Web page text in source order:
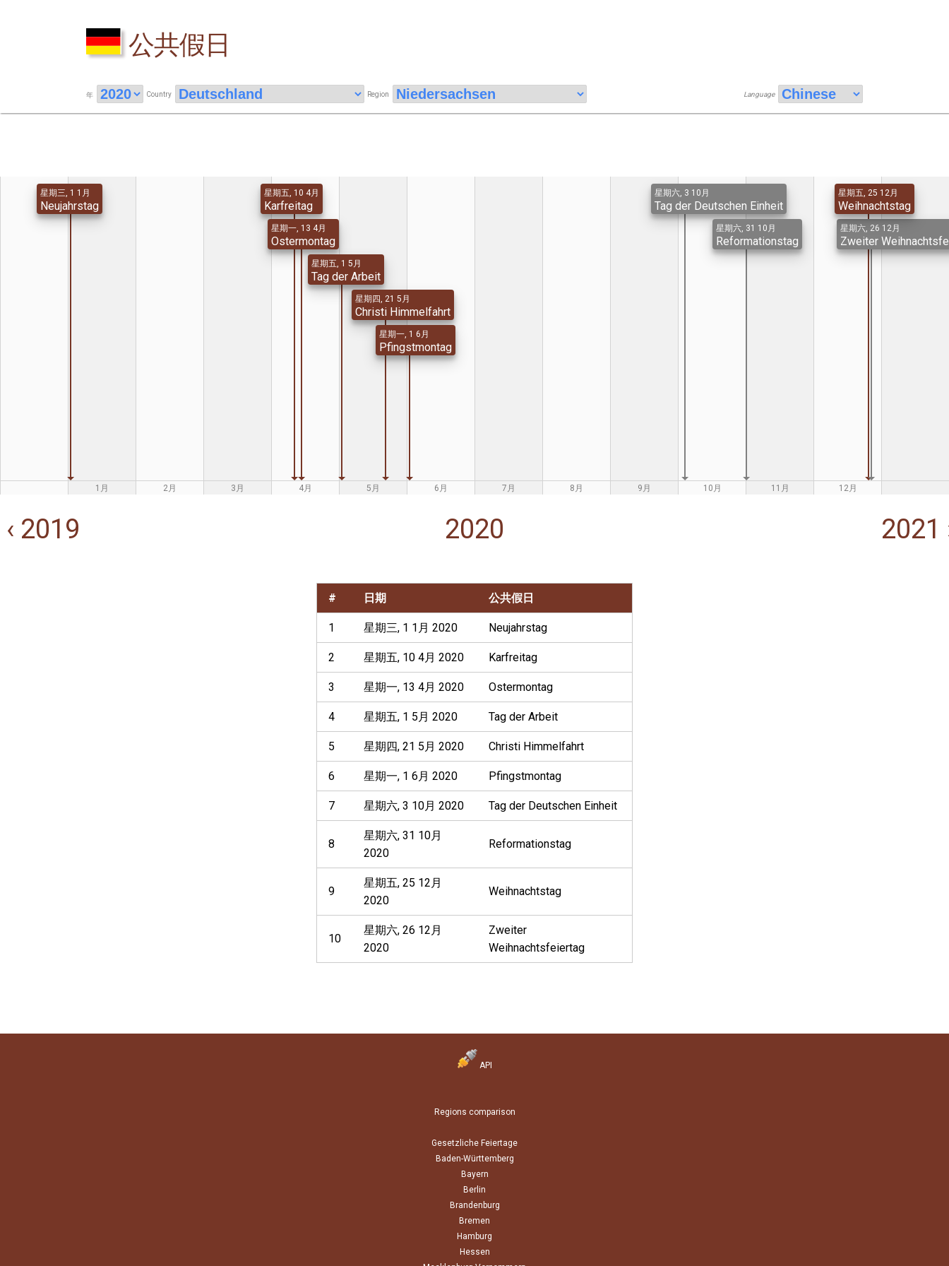
公共假日
年 Country Region Language
星期三, 1 1月
Neujahrstag
星期五, 10 4月
Karfreitag
星期一, 13 4月
Ostermontag
星期五, 1 5月
Tag der Arbeit
星期四, 21 5月
Christi Himmelfahrt
星期一, 1 6月
Pfingstmontag
星期六, 3 10月
Tag der Deutschen Einheit
星期六, 31 10月
Reformationstag
星期五, 25 12月
Weihnachtstag
星期六, 26 12月
Zweiter
1月 2月 3月 4月 5月 6月 7月 8月 9月 10月 11月 12月
‹ 2019 2020 2021
# 日期 公共假日
1 星期三, 1 1月 2020 Neujahrstag
2 星期五, 10 4月 2020 Karfreitag
3 星期一, 13 4月 2020 Ostermontag
4 星期五, 1 5月 2020 Tag der Arbeit
5 星期四, 21 5月 2020 Christi Himmelfahrt
6 星期一, 1 6月 2020 Pfingstmontag
7 星期六, 3 10月 2020 Tag der Deutschen Einheit
8
星期六, 31 10月
2020
Reformationstag
9
星期五, 25 12月
2020
Weihnachtstag
10
星期六, 26 12月
2020
Zweiter
Weihnachtsfeiertag
API
Regions comparison
Gesetzliche Feiertage
Baden-Württemberg
Bayern
Berlin
Brandenburg
Bremen
Hamburg
Hessen